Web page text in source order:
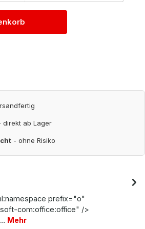
direkt ab Lager
- ohne Risiko
prefix="o"
com:office:office" />
Mehr